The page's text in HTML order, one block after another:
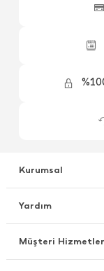
Kurumsal
Yardım
Müşteri